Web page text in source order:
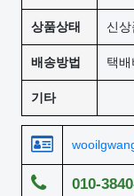
상품상태 신상
배송방법 택
기타
010-